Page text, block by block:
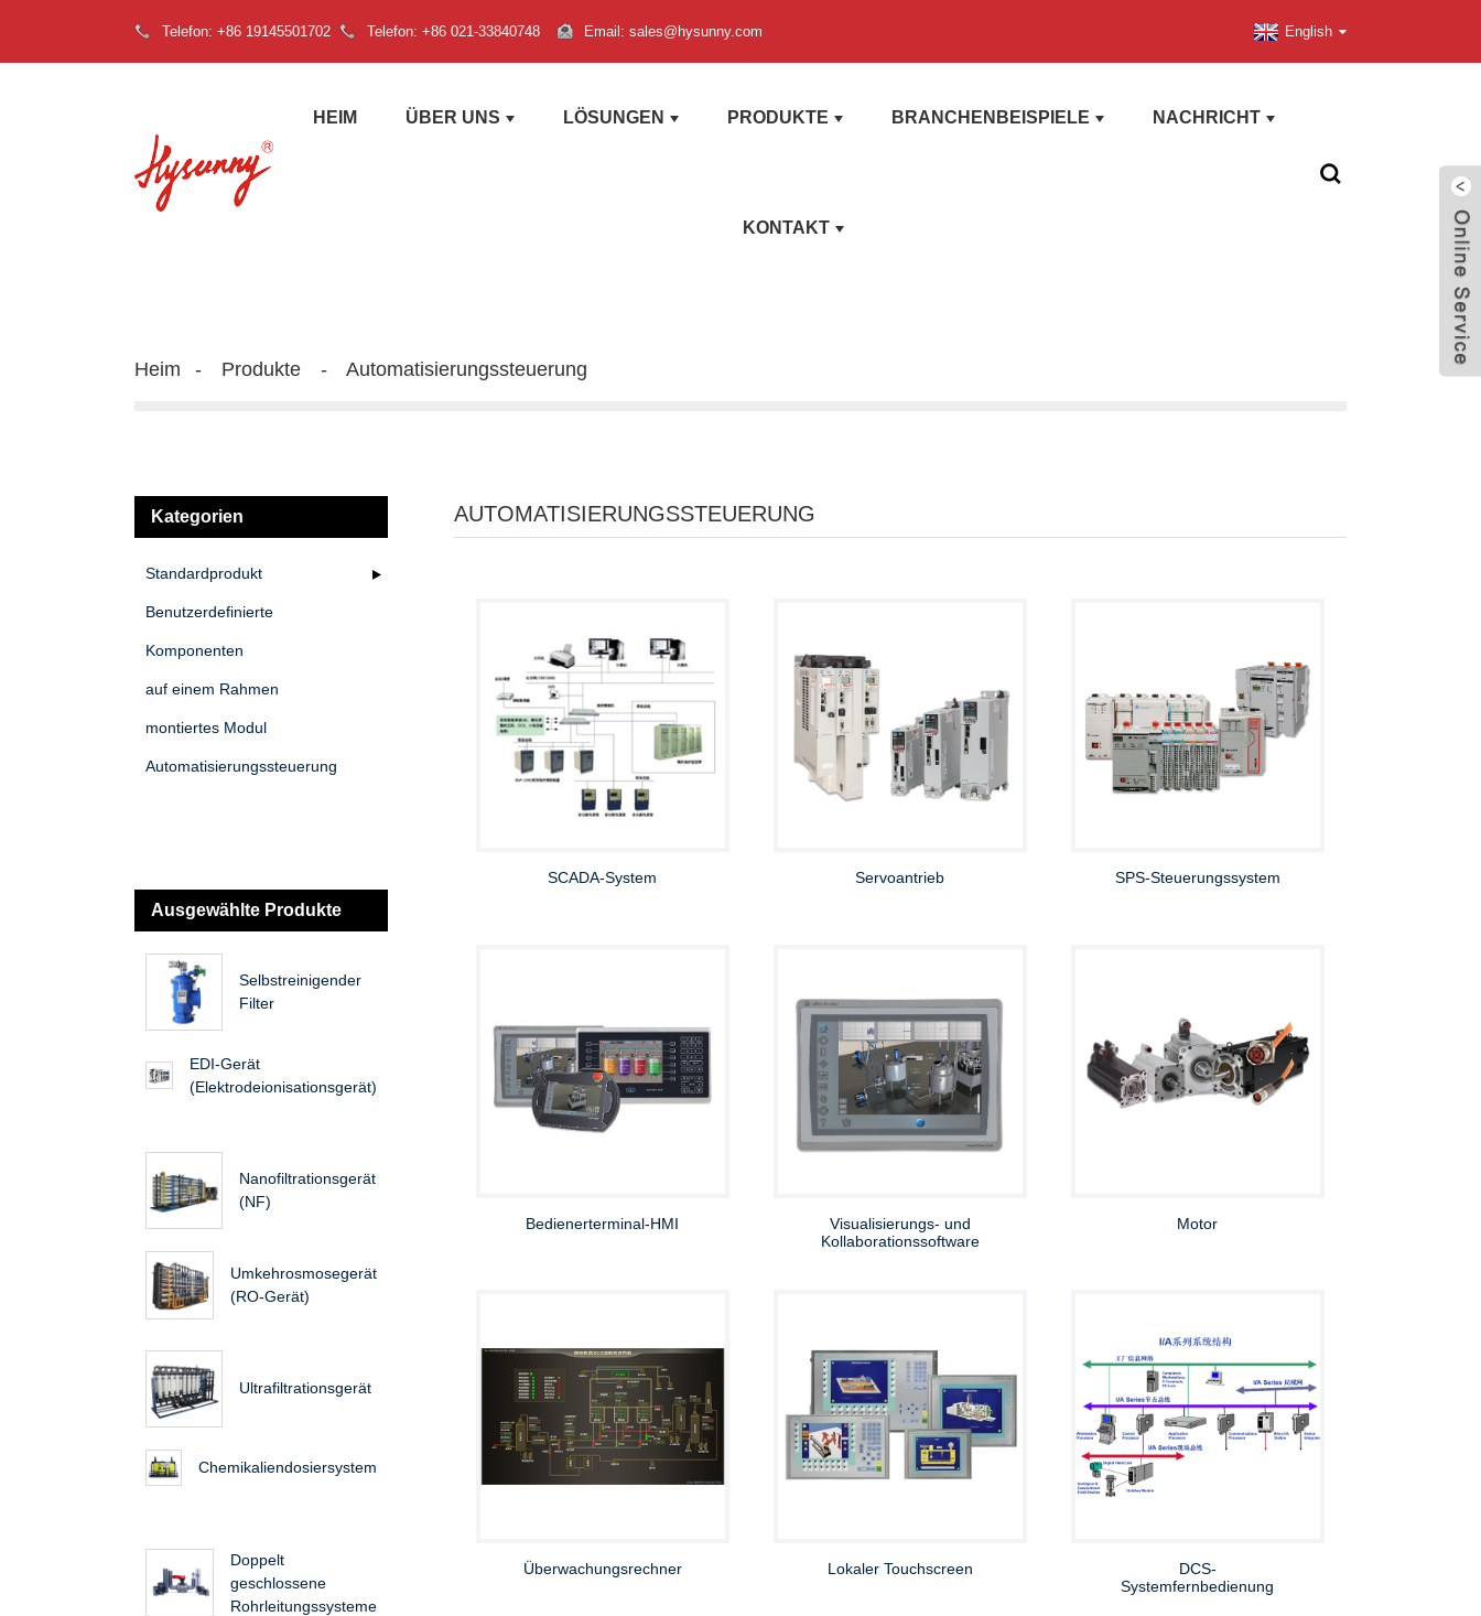
Telefon: +86 19145501702 Telefon: +86 021-33840748 Email: sales@hysunny.com English
HEIM ÜBER UNS LÖSUNGEN PRODUKTE BRANCHENBEISPIELE NACHRICHT
KONTAKT
Heim Produkte Automatisierungssteuerung
Kategorien
Standardprodukt
Benutzerdefinierte
Komponenten
auf einem Rahmen
montiertes Modul
Automatisierungssteuerung
Ausgewählte Produkte
Selbstreinigender
Filter
EDI-Gerät
(Elektrodeionisationsgerät)
Nanofiltrationsgerät
(NF)
Umkehrosmosegerät
(RO-Gerät)
Ultrafiltrationsgerät
Chemikaliendosiersystem
Doppelt
geschlossene
Rohrleitungssysteme
AUTOMATISIERUNGSSTEUERUNG
SCADA-System Servoantrieb SPS-Steuerungssystem
Bedienerterminal-HMI
Visualisierungs- und
Kollaborationssoftware
Motor
Überwachungsrechner Lokaler Touchscreen
DCS-
Systemfernbedienung